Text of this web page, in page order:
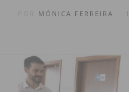
MÓNICA FERREIRA